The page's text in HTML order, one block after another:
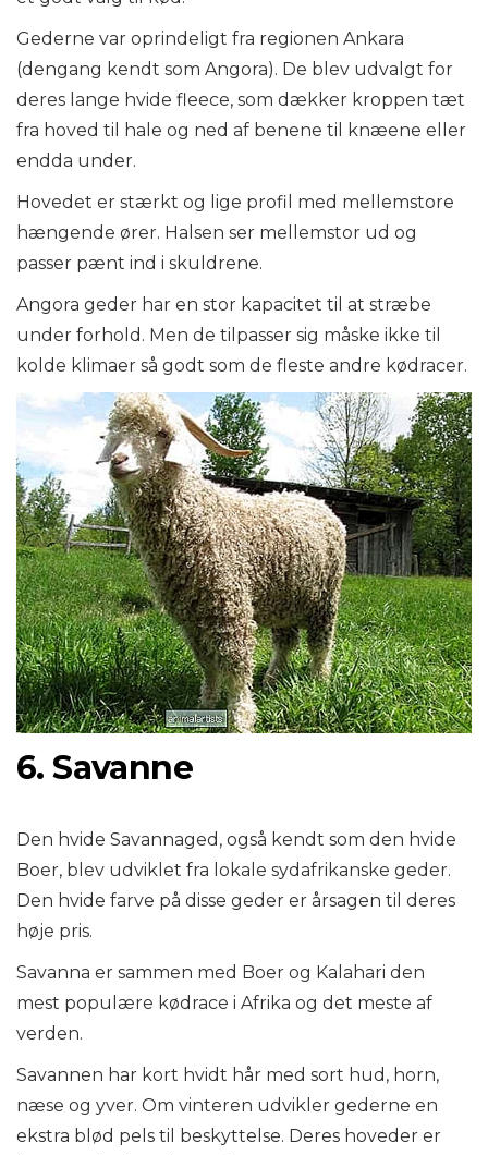
Gederne var oprindeligt fra regionen Ankara
(dengang kendt som Angora). De blev udvalgt for
deres lange hvide fleece, som dækker kroppen tæt
fra hoved til hale og ned af benene til knæene eller
endda under.
Hovedet er stærkt og lige profil med mellemstore
hængende ører. Halsen ser mellemstor ud og
passer pænt ind i skuldrene.
Angora geder har en stor kapacitet til at stræbe
under forhold. Men de tilpasser sig måske ikke til
kolde klimaer så godt som de fleste andre kødracer.
6. Savanne
Den hvide Savannaged, også kendt som den hvide
Boer, blev udviklet fra lokale sydafrikanske geder.
Den hvide farve på disse geder er årsagen til deres
høje pris.
Savanna er sammen med Boer og Kalahari den
mest populære kødrace i Afrika og det meste af
verden.
Savannen har kort hvidt hår med sort hud, horn,
næse og yver. Om vinteren udvikler gederne en
ekstra blød pels til beskyttelse. Deres hoveder er